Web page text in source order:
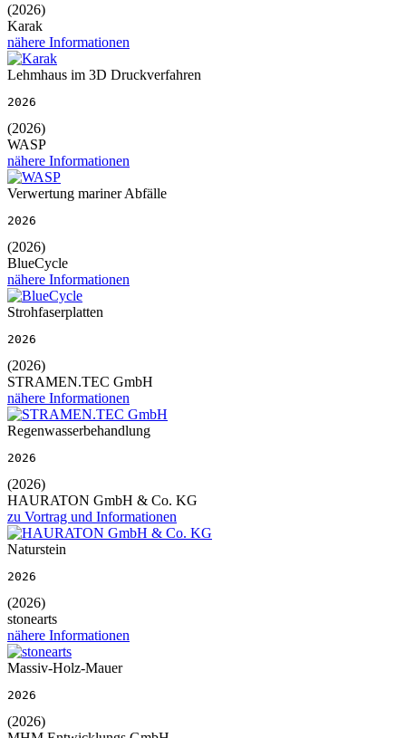
(2026)
Karak
nähere Informationen
Lehmhaus im 3D Druckverfahren
2026
(2026)
WASP
nähere Informationen
Verwertung mariner Abfälle
2026
(2026)
BlueCycle
nähere Informationen
Strohfaserplatten
2026
(2026)
STRAMEN.TEC GmbH
nähere Informationen
Regenwasserbehandlung
2026
(2026)
HAURATON GmbH & Co. KG
zu Vortrag und Informationen
Naturstein
2026
(2026)
stonearts
nähere Informationen
Massiv-Holz-Mauer
2026
(2026)